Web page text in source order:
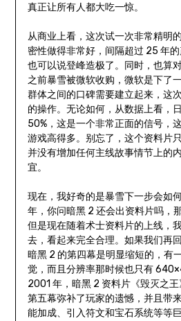
真正让所有人都大吃一惊。
从商业上看，这次试一次非常精明
密性做得非常好，间隔超过 25 年
也可以说登峰造极了。同时，也算
之前暴雪被微软收购，微软是下了
群体之间的口碑需要建立起来，这
的操作。无论如何，从数据上看，
50%，这是一个非常正面的信号，
游戏高得多。别忘了，这个资料片
并没有增加任何主线故事情节上的
宜。
现在，我好奇的是暴雪下一步会如
年，你问暗黑 2 还会出资料片吗，
但是现在随着术士资料片的上线，
去，看起来完全合理。如果我们再
暗黑 2 的第四幕是明显缩短的，有
觉，而且分辨率那时候也只有
2001 年，暗黑 2 资料片《毁灭之
第五幕弥补了玩家的遗憾，并且带
能加成、引入符文和宝石系统等等